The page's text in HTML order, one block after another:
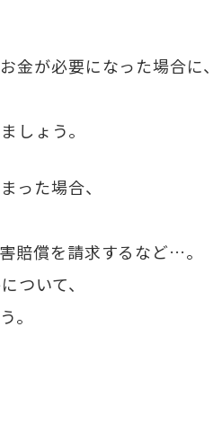
が必要になった場合に、
しょう。
った場合、
賠償を請求するなど…。
ついて、
。